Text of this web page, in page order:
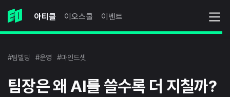
아티클 이오스쿨 이벤트
#팀빌딩 #운영 #마인드셋
팀장은 왜 AI를 쓸수록 더 지칠까?